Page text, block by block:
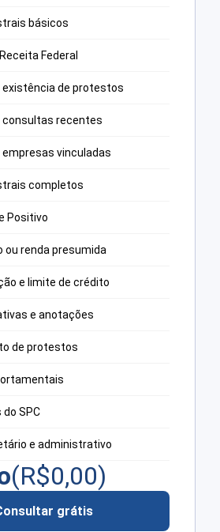
básicos
Federal
existência de protestos
consultas recentes
empresas vinculadas
completos
Positivo
ou renda presumida
e limite de crédito
e anotações
de protestos
SPC
e administrativo
(R$0,00)
grátis